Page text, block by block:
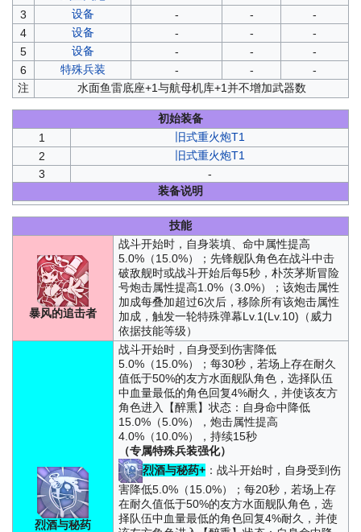
3
设备 - -
-
4
设备 - -
-
5
设备 - -
-
6
特殊兵装 - -
-
注
水面鱼雷底座+1与航母机库+1并不增加武器数
初始装备
1
旧式重火炮T1
2
旧式重火炮T1
3
-
装备说明
技能
暴风的追击者
战斗开始时，自身装填、命中属性提高
5.0%（15.0%）；先锋舰队角色在战斗中击
破敌舰时或战斗开始后每5秒，朴茨茅斯冒险
号炮击属性提高1.0%（3.0%）；该炮击属性
加成每叠加超过6次后，移除所有该炮击属性
加成，触发一轮特殊弹幕Lv.1(Lv.10)（威力
依据技能等级）
烈酒与秘药
战斗开始时，自身受到伤害降低
5.0%（15.0%）；每30秒，若场上存在耐久
值低于50%的友方水面舰队角色，选择队伍
中血量最低的角色回复4%耐久，并使该友方
角色进入【醉熏】状态：自身命中降低
15.0%（5.0%），炮击属性提高
4.0%（10.0%），持续15秒
（专属特殊兵装强化）
烈酒与秘药+：战斗开始时，自身受到伤
害降低5.0%（15.0%）；每20秒，若场上存
在耐久值低于50%的友方水面舰队角色，选
择队伍中血量最低的角色回复4%耐久，并使